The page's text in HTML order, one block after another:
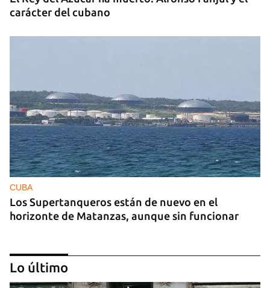
carácter del cubano
CUBA
Los Supertanqueros están de nuevo en el
horizonte de Matanzas, aunque sin funcionar
Lo último